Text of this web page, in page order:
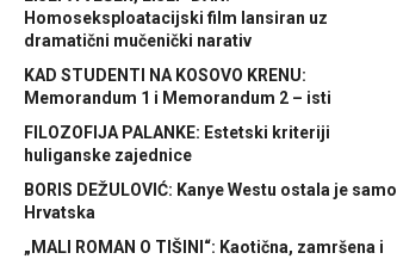
Homoseksploatacijski film lansiran uz
dramatični mučenički narativ
KAD STUDENTI NA KOSOVO KRENU:
Memorandum 1 i Memorandum 2 – isti
FILOZOFIJA PALANKE: Estetski kriteriji
huliganske zajednice
BORIS DEŽULOVIĆ: Kanye Westu ostala je samo
Hrvatska
„MALI ROMAN O TIŠINI“: Kaotična, zamršena i